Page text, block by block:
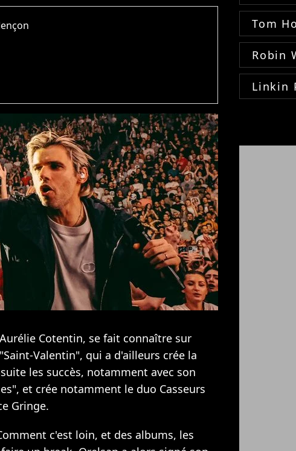
Cotentin, se fait connaître sur
Valentin", qui a d'ailleurs crée la
les succès, notamment avec son
et crée notamment le duo Casseurs
Gringe.
c'est loin, et des albums, les
Tom
Robin
Linkin